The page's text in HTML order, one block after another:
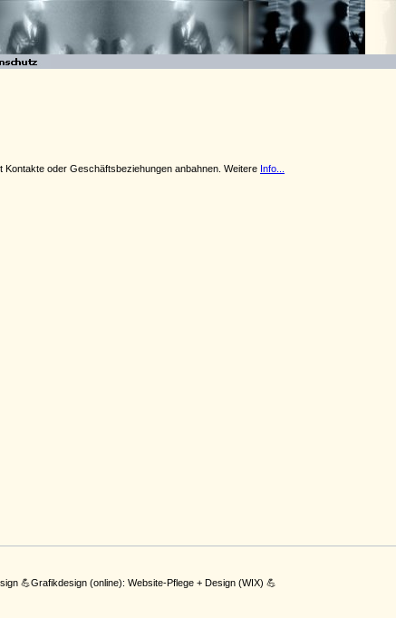
oder Geschäftsbeziehungen anbahnen. Weitere Info...
💪Grafikdesign (online): Website-Pflege + Design (WIX) 💪